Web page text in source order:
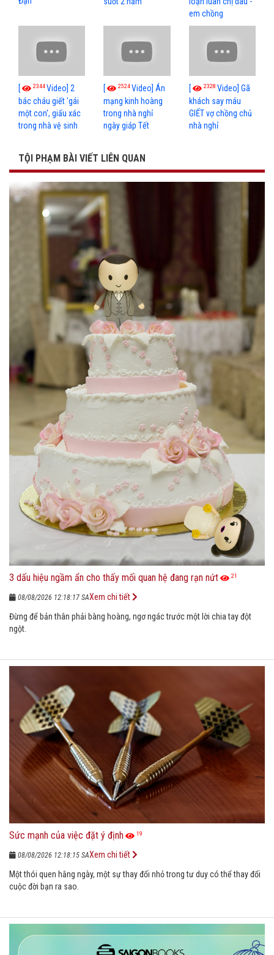
em chồng
[ 2344Video] 2
bác cháu giết 'gái
một con', giấu xác
trong nhà vệ sinh
[ 2524Video] Án
mạng kinh hoàng
trong nhà nghỉ
ngày giáp Tết
[ 2328 Video] Gã
khách say máu
GIẾT vợ chồng chủ
nhà nghỉ
TỘI PHẠM BÀI VIẾT LIÊN QUAN
3 dấu hiệu ngầm ẩn cho thấy mối quan hệ đang rạn nứt 21
08/08/2026 12:18:17 SA
Đừng để bản thân phải bàng hoàng, ngơ ngác trước một lời chia tay đột
ngột.
Xem chi tiết
Sức mạnh của việc đặt ý định 19
08/08/2026 12:18:15 SA
Một thói quen hằng ngày, một sự thay đổi nhỏ trong tư duy có thể thay đổi
cuộc đời bạn ra sao.
Xem chi tiết